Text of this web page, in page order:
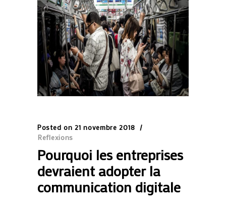
Posted on 21 novembre 2018
Reflexions
Pourquoi les entreprises
devraient adopter la
communication digitale